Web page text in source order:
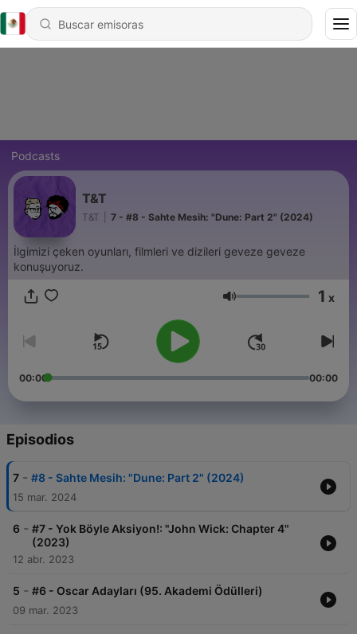
Podcasts
T&T
T&T 7 - #8 - Sahte Mesih: "Dune: Part 2" (2024)
İlgimizi çeken oyunları, filmleri ve dizileri geveze geveze
konuşuyoruz.
Volumen 1 x
00:00 00:00
Episodios
7 - #8 - Sahte Mesih: "Dune: Part 2" (2024)
15 mar. 2024
6 - #7 - Yok Böyle Aksiyon!: "John Wick: Chapter 4"
(2023)
12 abr. 2023
5 - #6 - Oscar Adayları (95. Akademi Ödülleri)
09 mar. 2023